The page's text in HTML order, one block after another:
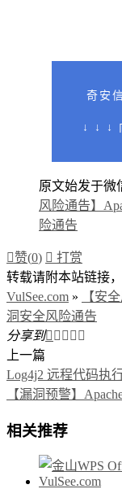
奇安
↓ ↓ ↓
原文始发于微
风险通告】
险通告
赞(0)  打赏
转载请附本站链接
VulSee.com »
【安
洞安全风险通告
分享到    
上一篇
Log4j2 远程代码执
【漏洞预警】
相关推荐